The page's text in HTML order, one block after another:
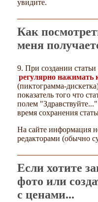
увидите.
Как
меня
9. При создании
регулярно нажимать
(пиктограмма-
показатель того что
полем
время сохранения
На сайте информация
редакторами (обычно
Если хотите
фото или
с ценами...